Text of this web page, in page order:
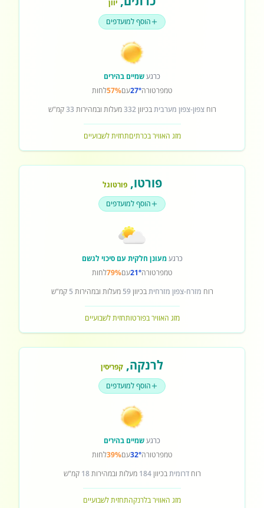
יוון
הוסף למועדפים
כרגעשמיים בהירים
טמפרטורה27°עם57%לחות
רוחצפון-צפון מערביתבכיוון332מעלות ובמהירות 33קמ"ש
מזג האוויר בכרתיםתחזית לשבועיים
פורטו,פורטוגל
הוסף למועדפים
כרגעמעונן חלקית עם סיכוי לגשם
טמפרטורה21°עם79%לחות
רוח מזרח-צפון מזרחיתבכיוון59 מעלות ובמהירות 5 קמ"ש
מזג האוויר בפורטותחזית לשבועיים
לרנקה, קפריסין
הוסף למועדפים
כרגעשמיים בהירים
טמפרטורה32°עם39%לחות
רוחדרומיתבכיוון184 מעלות ובמהירות18 קמ"ש
מזג האוויר בלרנקהתחזית לשבועיים